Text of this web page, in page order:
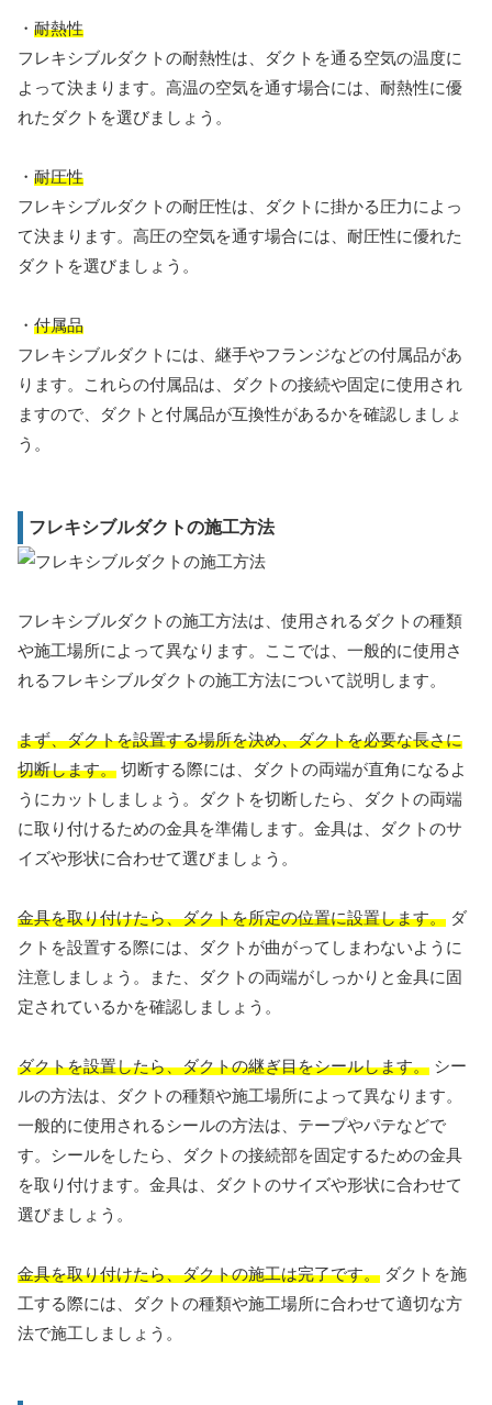
・ 耐熱性
フレキシブルダクトの耐熱性は、ダクトを通る空気の温度に
よって決まります。高温の空気を通す場合には、耐熱性に優
れたダクトを選びましょう。
・ 耐圧性
フレキシブルダクトの耐圧性は、ダクトに掛かる圧力によっ
て決まります。高圧の空気を通す場合には、耐圧性に優れた
ダクトを選びましょう。
・ 付属品
フレキシブルダクトには、継手やフランジなどの付属品があ
ります。これらの付属品は、ダクトの接続や固定に使用され
ますので、ダクトと付属品が互換性があるかを確認しましょ
う。
フレキシブルダクトの施工方法
フレキシブルダクトの施工方法は、使用されるダクトの種類
や施工場所によって異なります。ここでは、一般的に使用さ
れるフレキシブルダクトの施工方法について説明します。
まず、ダクトを設置する場所を決め、ダクトを必要な長さに
切断します。 切断する際には、ダクトの両端が直角になるよ
うにカットしましょう。ダクトを切断したら、ダクトの両端
に取り付けるための金具を準備します。金具は、ダクトのサ
イズや形状に合わせて選びましょう。
金具を取り付けたら、ダクトを所定の位置に設置します。 ダ
クトを設置する際には、ダクトが曲がってしまわないように
注意しましょう。また、ダクトの両端がしっかりと金具に固
定されているかを確認しましょう。
ダクトを設置したら、ダクトの継ぎ目をシールします。 シー
ルの方法は、ダクトの種類や施工場所によって異なります。
一般的に使用されるシールの方法は、テープやパテなどで
す。シールをしたら、ダクトの接続部を固定するための金具
を取り付けます。金具は、ダクトのサイズや形状に合わせて
選びましょう。
金具を取り付けたら、ダクトの施工は完了です。 ダクトを施
工する際には、ダクトの種類や施工場所に合わせて適切な方
法で施工しましょう。